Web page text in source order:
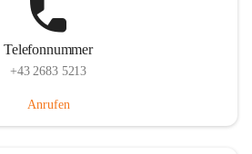
Telefonnummer
+43 2683 5213
Anrufen